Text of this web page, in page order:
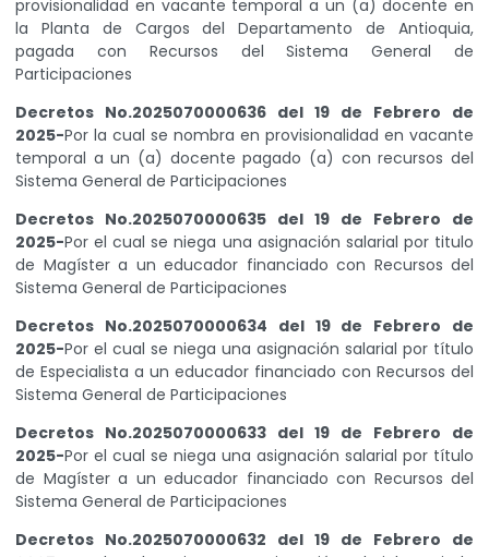
provisionalidad en vacante temporal a un (a) docente en
la Planta de Cargos del Departamento de Antioquia,
pagada con Recursos del Sistema General de
Participaciones
Decretos No.2025070000636 del 19 de Febrero de
2025-Por la cual se nombra en provisionalidad en vacante
temporal a un (a) docente pagado (a) con recursos del
Sistema General de Participaciones
Decretos No.2025070000635 del 19 de Febrero de
2025-Por el cual se niega una asignación salarial por titulo
de Magíster a un educador financiado con Recursos del
Sistema General de Participaciones
Decretos No.2025070000634 del 19 de Febrero de
2025-Por el cual se niega una asignación salarial por título
de Especialista a un educador financiado con Recursos del
Sistema General de Participaciones
Decretos No.2025070000633 del 19 de Febrero de
2025-Por el cual se niega una asignación salarial por título
de Magíster a un educador financiado con Recursos del
Sistema General de Participaciones
Decretos No.2025070000632 del 19 de Febrero de